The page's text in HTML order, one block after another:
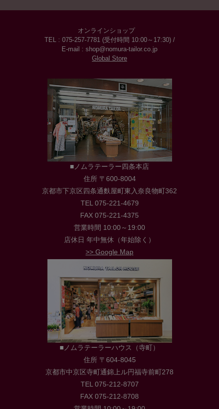
オンラインショップ
TEL : 075-257-7781 (受付時間 10:00～17:30) /
E-mail : shop@nomura-tailor.co.jp
Global Store
■ノムラテーラー四条本店
住所 〒600-8004
京都市下京区四条通麩屋町東入奈良物町362
TEL 075-221-4679
FAX 075-221-4375
営業時間 10:00～19:00
店休日 年中無休（年始除く）
>> Google Map
■ノムラテーラーハウス（寺町）
住所 〒604-8045
京都市中京区寺町通錦上ル円福寺前町278
TEL 075-212-8707
FAX 075-212-8708